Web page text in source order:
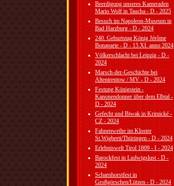
Beerdigung unseres Kameraden
Mario Wolf in Taucha - D - 2025
Besuch im Napoleon-Museum in
Bad Harzburg - D - 2024
240. Geburtstag König Jérôme
Bonaparte - D - 15.XI. anno 2024
Völkerschlacht bei Leipzig - D -
2024
Marsch-der-Geschichte bei
Altentreptow / MV - D - 2024
Festung Königstein -
Kanonendonner über dem Elbtal -
D - 2024
Gefecht und Biwak in Krimické -
CZ - 2024
Fahnenweihe im Kloster
St.Wigberti/Thüringen - D - 2024
Erlebniswelt Tirol 1809 - I - 2024
Barockfest in Ludwigslust - D -
2024
Scharnhorstfest in
Großgörschen/Lützen - D - 2024